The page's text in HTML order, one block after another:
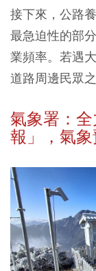
接下來，公路
最急迫性的部
業頻率。若遇
道路周邊民眾
氣象署：
報」，氣